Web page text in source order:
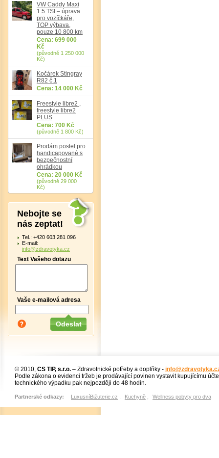
VW Caddy Maxi
1.5 TSI – úprava
pro vozíčkáře,
TOP výbava,
pouze 10 800 km
Cena: 699 000
Kč
(původně 1 250 000
Kč)
Kočárek Stingray
R82 č.1
Cena: 14 000 Kč
Freestyle libre2 ,
freestyle libre2
PLUS
Cena: 700 Kč
(původně 1 800 Kč)
Prodám postel pro
handicapované s
bezpečnostní
ohrádkou
Cena: 20 000 Kč
(původně 29 000
Kč)
Nebojte se
nás zeptat!
Tel.: +420 603 281 096
E-mail:
info@zdravotyka.cz
Text Vašeho dotazu
Vaše e-mailová adresa
© 2010, CS TIP, s.r.o. – Zdravotnické potřeby a doplňky -
Podle zákona o evidenci tržeb je prodávající povinen vystavit kupujícímu
technického výpadku pak nejpozději do 48 hodin.
Partnerské odkazy: LuxusníBižuterie.cz Kuchyně Wellness pobyty pro dva